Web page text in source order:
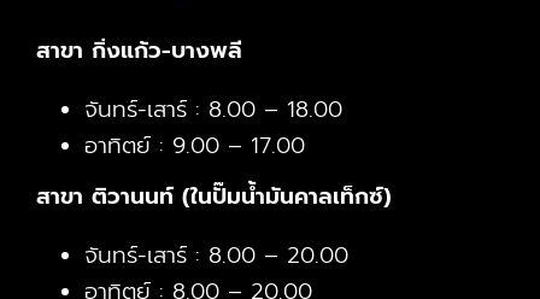
สาขา กิ่งแก้ว-บางพลี
จันทร์-เสาร์ : 8.00 – 18.00
อาทิตย์ : 9.00 – 17.00
สาขา ติวานนท์ (ในปั๊มน้ำมันคาลเท็กซ์)
จันทร์-เสาร์ : 8.00 – 20.00
อาทิตย์ : 8.00 – 20.00